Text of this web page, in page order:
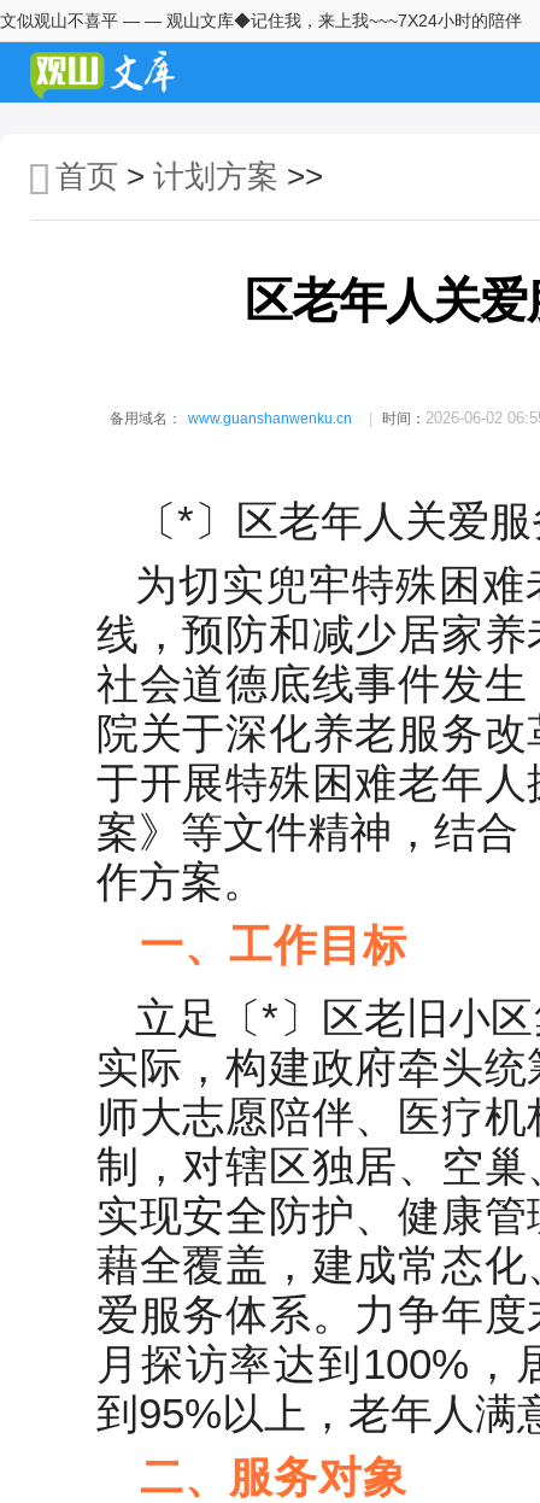
文似观山不喜平 — — 观山文库◆记住我，来上我~~~7X24小时的陪伴
首页 > 计划方案 >>
区老年人关
备用域名： www.guanshanwenku.cn 时间： 2026-06-02
〔*〕区老年人关爱
为切实兜牢特殊困
线，预防和减少居家
社会道德底线事件发
院关于深化养老服务
于开展特殊困难老年
案》等文件精神，结合
作方案。
一、工作目标
立足〔*〕区老旧小
实际，构建政府牵头
师大志愿陪伴、医疗
制，对辖区独居、空
实现安全防护、健康
藉全覆盖，建成常态
爱服务体系。力争年
月探访率达到100%，
到95%以上，老年人满
二、服务对象
某县城市文明养犬管理工作实施
方案
全县水利行业安全生产与防汛备
关于做好“两会”期间安全生产工
作的通知（鄠亭办）
2024年全市校园食品安全工作要
镇常态化开展扫黑除恶斗争工作
2022年应急管理工作要点汇编
某市委关于贯彻党的二十届三中
全会精神进一步全面深化改革奋
力推进中国式现代化X实践的决
县打击治理电信网络诈骗宣传防
范“全民反诈”行动工作方案